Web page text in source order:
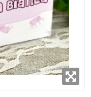
Подробно